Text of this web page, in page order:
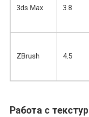
3ds Max 3.8
ZBrush 4.5
Работа с